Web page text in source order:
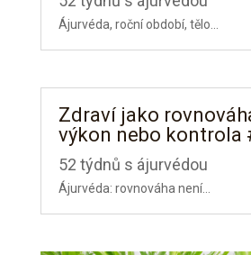
Ájurvéda, roční období, tělo...
Zdraví jako
výkon nebo kontrola
52 týdnů s ájurvédou
Ájurvéda: rovnováha není...